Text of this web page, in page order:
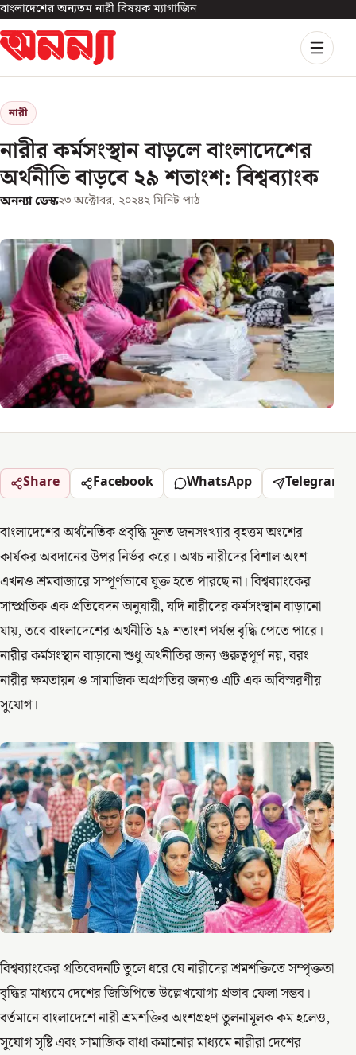
বাংলাদেশের অন্যতম নারী বিষয়ক ম্যাগাজিন
নারী
নারীর কর্মসংস্থান বাড়লে বাংলাদেশের
অর্থনীতি বাড়বে ২৯ শতাংশ: বিশ্বব্যাংক
অনন্যা ডেস্ক২৩ অক্টোবর, ২০২৪২ মিনিট পাঠ
Share Facebook WhatsApp Telegram
বাংলাদেশের অর্থনৈতিক প্রবৃদ্ধি মূলত জনসংখ্যার বৃহত্তম অংশের
কার্যকর অবদানের উপর নির্ভর করে। অথচ নারীদের বিশাল অংশ
এখনও শ্রমবাজারে সম্পূর্ণভাবে যুক্ত হতে পারছে না। বিশ্বব্যাংকের
সাম্প্রতিক এক প্রতিবেদন অনুযায়ী, যদি নারীদের কর্মসংস্থান বাড়ানো
যায়, তবে বাংলাদেশের অর্থনীতি ২৯ শতাংশ পর্যন্ত বৃদ্ধি পেতে পারে।
নারীর কর্মসংস্থান বাড়ানো শুধু অর্থনীতির জন্য গুরুত্বপূর্ণ নয়, বরং
নারীর ক্ষমতায়ন ও সামাজিক অগ্রগতির জন্যও এটি এক অবিস্মরণীয়
সুযোগ।
বিশ্বব্যাংকের প্রতিবেদনটি তুলে ধরে যে নারীদের শ্রমশক্তিতে সম্পৃক্ততা
বৃদ্ধির মাধ্যমে দেশের জিডিপিতে উল্লেখযোগ্য প্রভাব ফেলা সম্ভব।
বর্তমানে বাংলাদেশে নারী শ্রমশক্তির অংশগ্রহণ তুলনামূলক কম হলেও,
সুযোগ সৃষ্টি এবং সামাজিক বাধা কমানোর মাধ্যমে নারীরা দেশের